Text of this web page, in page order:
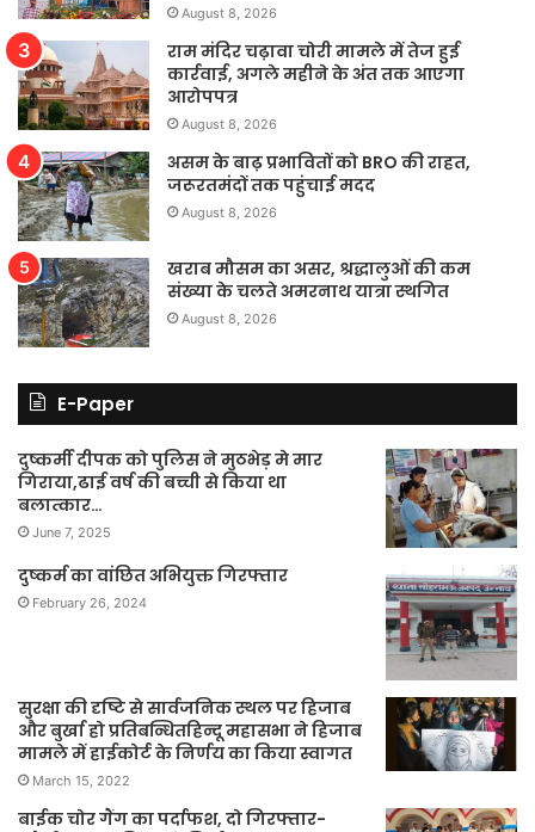
August 8, 2026
राम मंदिर चढ़ावा चोरी मामले में तेज हुई
कार्रवाई, अगले महीने के अंत तक आएगा
आरोपपत्र
August 8, 2026
असम के बाढ़ प्रभावितों को BRO की राहत,
जरूरतमंदों तक पहुंचाई मदद
August 8, 2026
खराब मौसम का असर, श्रद्धालुओं की कम
संख्या के चलते अमरनाथ यात्रा स्थगित
August 8, 2026
E-Paper
दुष्कर्मी दीपक को पुलिस ने मुठभेड़ मे मार
गिराया,ढाई वर्ष की बच्ची से किया था
बलात्कार…
June 7, 2025
दुष्कर्म का वांछित अभियुक्त गिरफ्तार
February 26, 2024
सुरक्षा की दृष्टि से सार्वजनिक स्थल पर हिजाब
और बुर्खा हो प्रतिबन्धितहिन्दू महासभा ने हिजाब
मामले में हाईकोर्ट के निर्णय का किया स्वागत
March 15, 2022
बाईक चोर गैंग का पर्दाफश, दो गिरफ्तार-